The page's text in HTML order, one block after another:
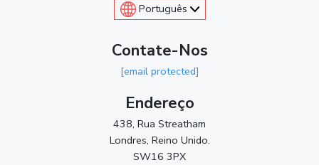
Português
Contate-Nos
[email protected]
Endereço
438, Rua Streatham
Londres, Reino Unido.
SW16 3PX